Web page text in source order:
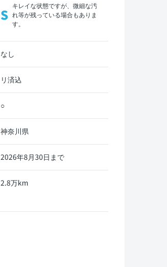
S
キレイな状態ですが、微細な汚
れ等が残っている場合もありま
す。
なし
リ済込
○
神奈川県
2026年8月30日まで
2.8万km